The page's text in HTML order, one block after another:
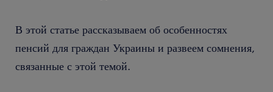
В этой статье рассказываем об особенностях
пенсий для граждан Украины и развеем сомнения,
связанные с этой темой.